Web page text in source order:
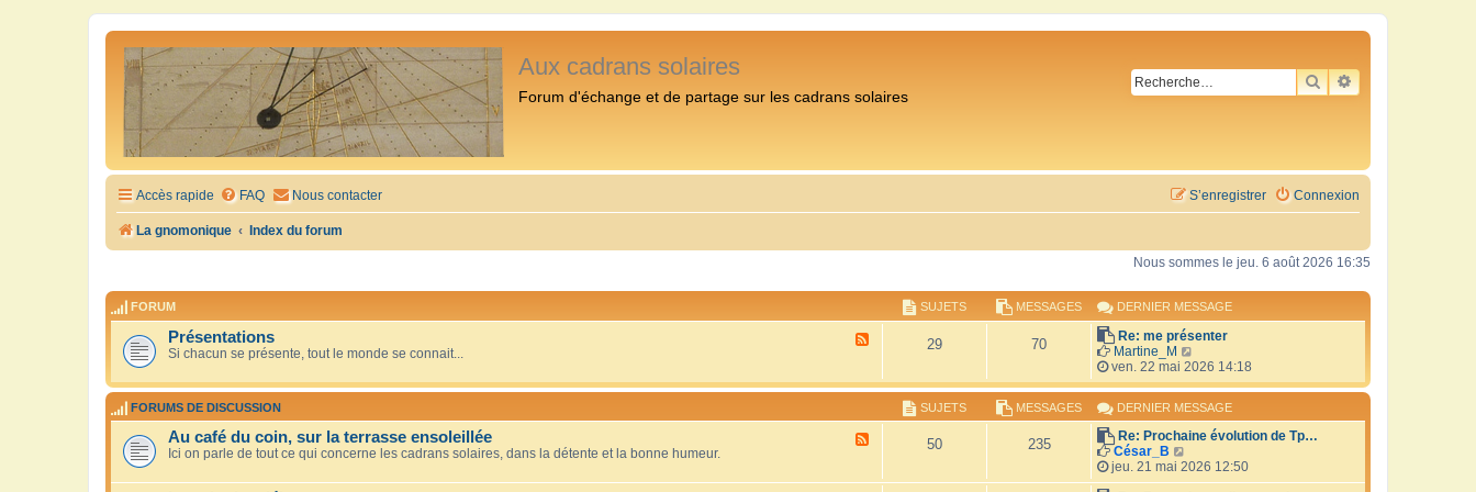
Aux cadrans solaires
Forum d'échange et de partage sur les cadrans solaires
RECHERCHER
RECHERCHE
Accès rapide FAQ Nous contacter Connexion
S’enregistrer
La gnomonique Index du forum
Nous sommes le jeu. 6 août 2026 16:35
FORUM SUJETS MESSAGES DERNIER MESSAGE
x
Présentations
Si chacun se présente, tout le monde se connait...
29 70
Re: me présenter
Martine_M
o
i
r
l
e
d
r
n
ven. 22 mai 2026 14:18
FORUMS DE DISCUSSION SUJETS MESSAGES DERNIER MESSAGE
x
Au café du coin, sur la terrasse ensoleillée
Ici on parle de tout ce qui concerne les cadrans solaires, dans la détente et la bonne humeur.
50 235
Re: Prochaine évolution de Tp…
César_B
o
i
jeu. 21 mai 2026 12:50